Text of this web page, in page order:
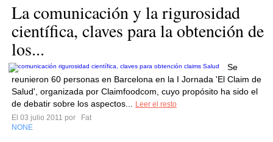
La comunicación y la rigurosidad
científica, claves para la obtención de
los...
Se
reunieron 60 personas en Barcelona en la I Jornada 'El Claim de
Salud', organizada por Claimfoodcom, cuyo propósito ha sido el
de debatir sobre los aspectos...
Leer el resto
El 03 julio 2011 por
Fat
NONE